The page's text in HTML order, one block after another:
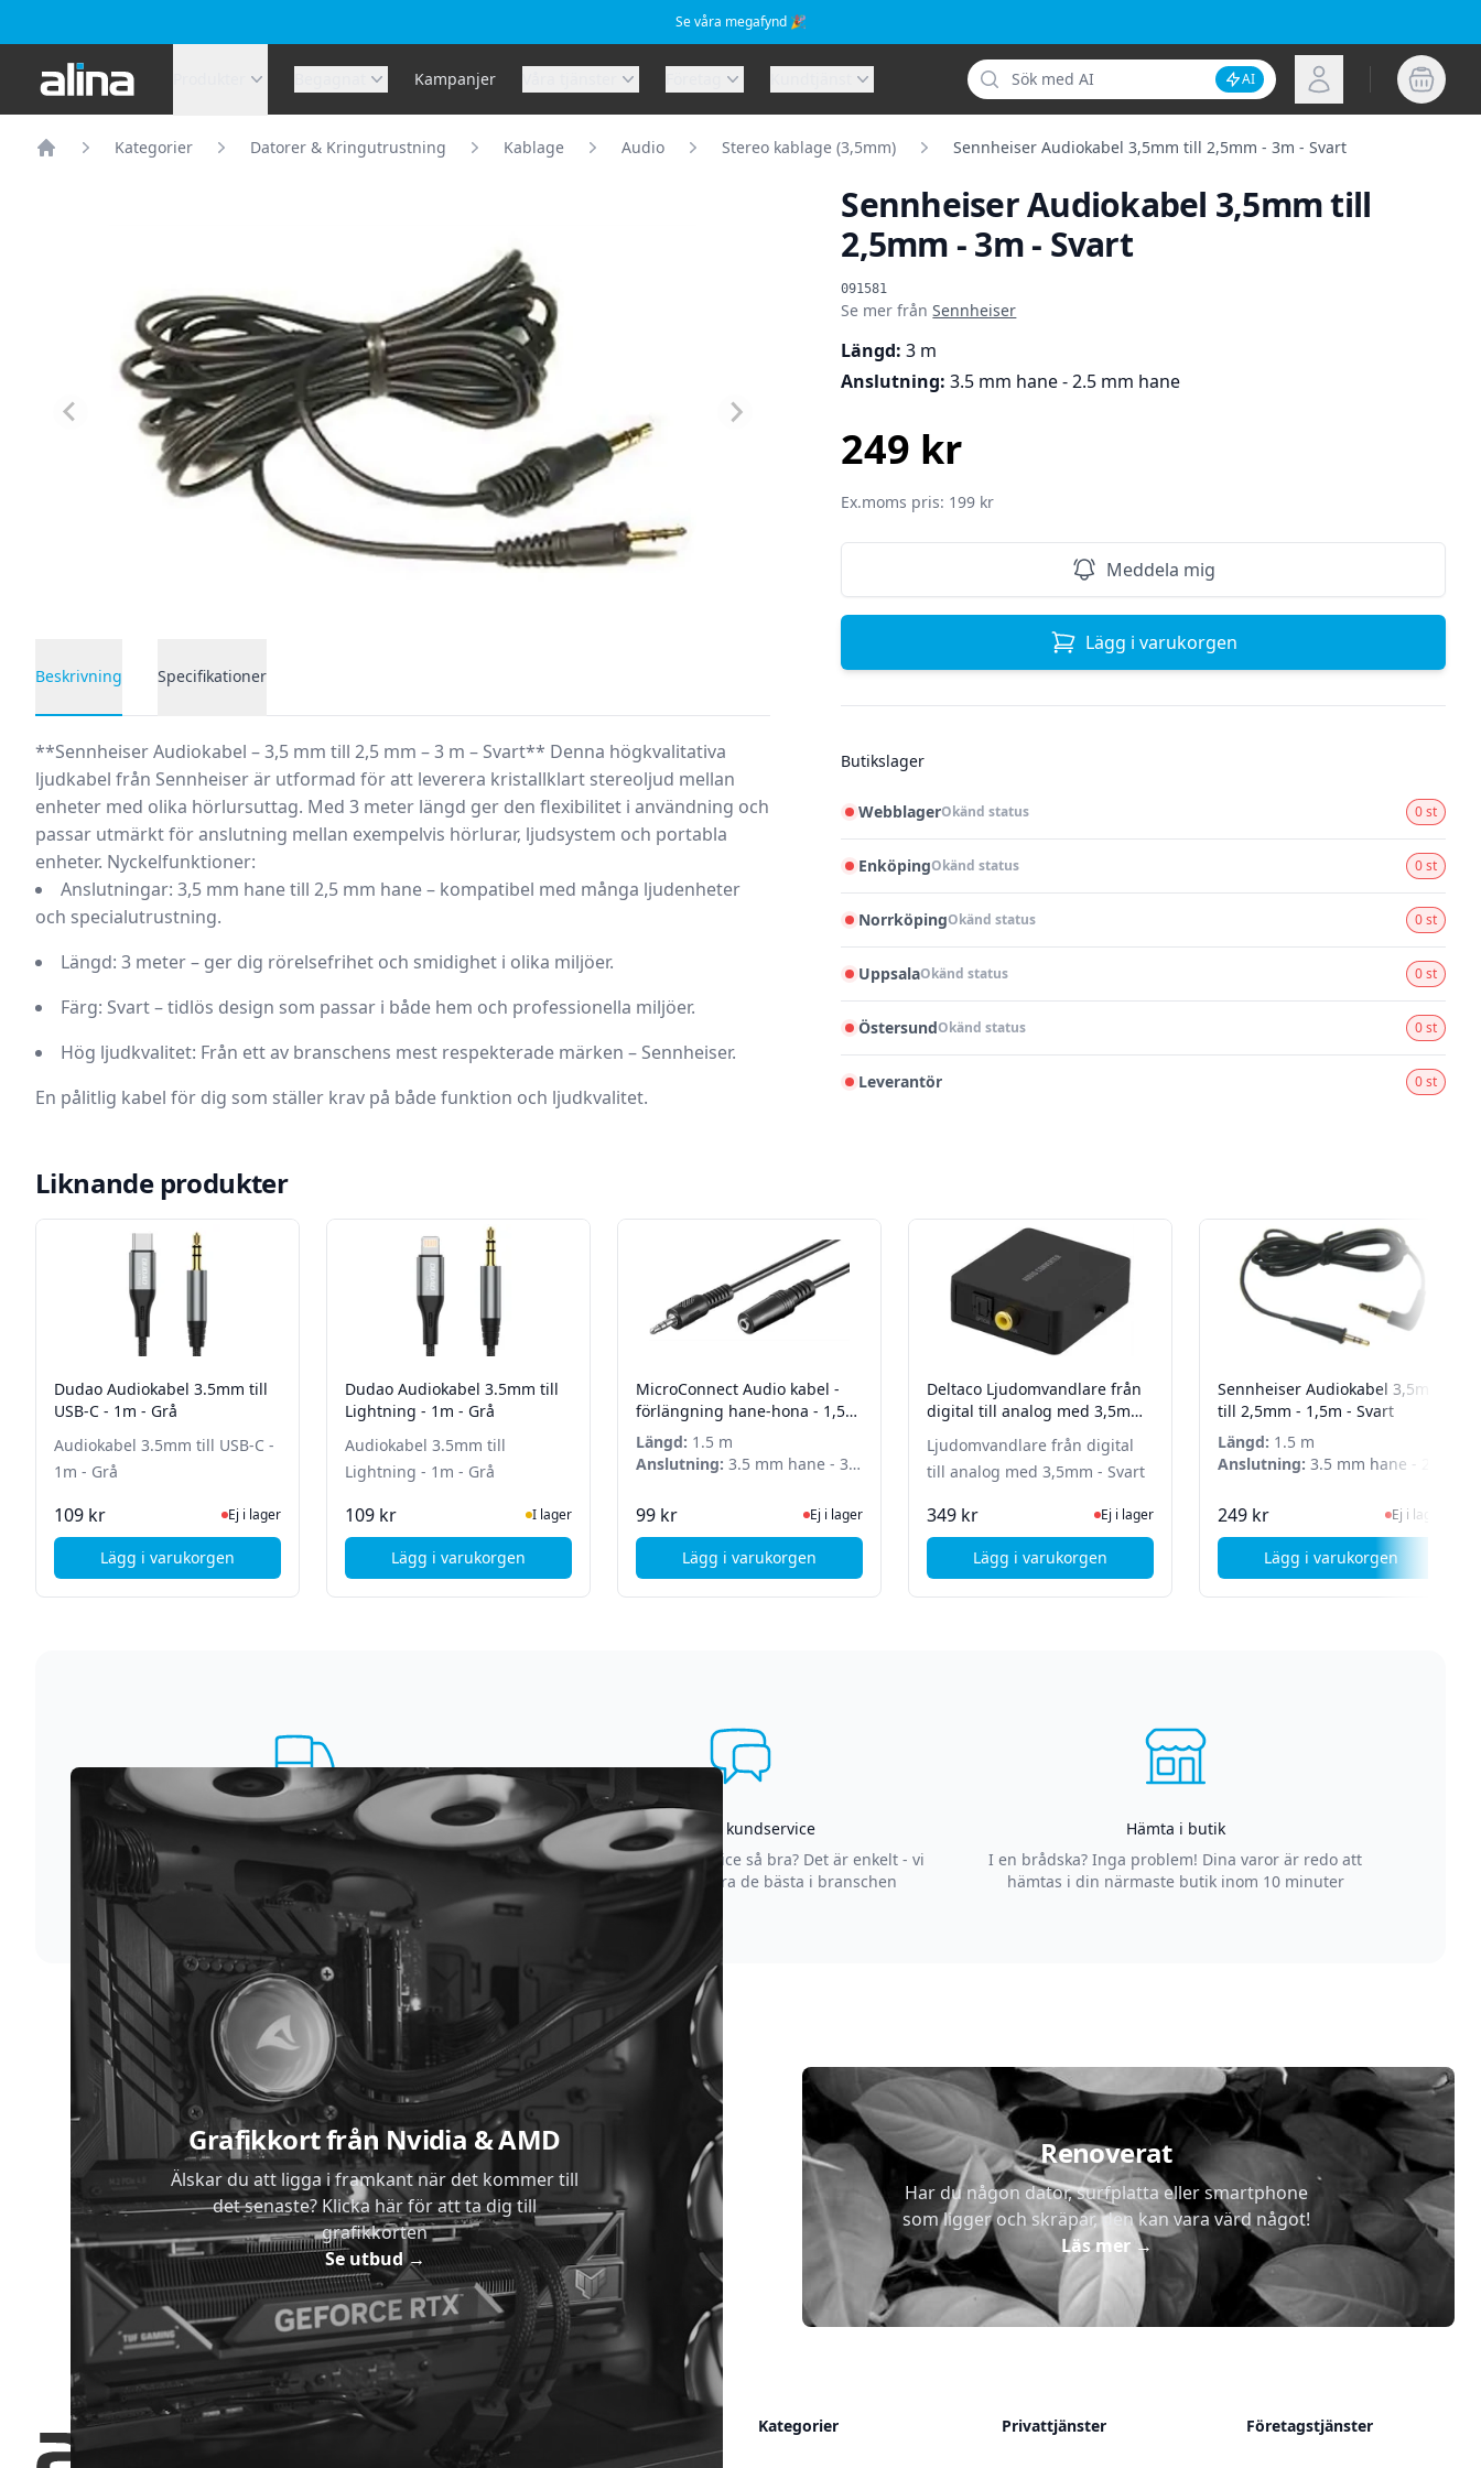
Se våra megafynd 🎉
Alina.se Kampanjer
Sök
Inaktivera AI-sökning
AI Logga in
Kategorier Datorer & Kringutrustning Kablage Audio Stereo kablage (3,5mm) Sennheiser Audiokabel 3,5mm till 2,5mm - 3m - Svart
Sennheiser Audiokabel 3,5mm till
2,5mm - 3m - Svart
091581
Produktinformation
Se mer frånSennheiser
Längd: 3 m
Anslutning: 3.5 mm hane - 2.5 mm hane
249 kr
Ex.moms pris: 199 kr
Meddela mig
Lägg i varukorgen
Butikslager
WebblagerOkänd status 0 st
EnköpingOkänd status 0 st
NorrköpingOkänd status 0 st
UppsalaOkänd status 0 st
ÖstersundOkänd status 0 st
Leverantör 0 st
Beskrivning Specifikationer
**Sennheiser Audiokabel – 3,5 mm till 2,5 mm – 3 m – Svart** Denna högkvalitativa
ljudkabel från Sennheiser är utformad för att leverera kristallklart stereoljud mellan
enheter med olika hörlursuttag. Med 3 meter längd ger den flexibilitet i användning och
passar utmärkt för anslutning mellan exempelvis hörlurar, ljudsystem och portabla
enheter. Nyckelfunktioner:
Anslutningar: 3,5 mm hane till 2,5 mm hane – kompatibel med många ljudenheter
och specialutrustning.
Längd: 3 meter – ger dig rörelsefrihet och smidighet i olika miljöer.
Färg: Svart – tidlös design som passar i både hem och professionella miljöer.
Hög ljudkvalitet: Från ett av branschens mest respekterade märken – Sennheiser.
En pålitlig kabel för dig som ställer krav på både funktion och ljudkvalitet.
Liknande produkter
Dudao Audiokabel 3.5mm till
USB-C - 1m - Grå
Audiokabel 3.5mm till USB-C -
1m - Grå
109 kr Ej i lager, besök produktsidan för senaste status
Ej i lager
Lägg i varukorgen , Dudao Audiokabel 3.5mm till USB-C - 1m - Grå
Dudao Audiokabel 3.5mm till
Lightning - 1m - Grå
Audiokabel 3.5mm till
Lightning - 1m - Grå
109 kr I lager
Lägg i varukorgen, Dudao Audiokabel 3.5mm till Lightning - 1m - Grå
MicroConnect Audio kabel -
förlängning hane-hona - 1,5m
- Svart
Längd: 1.5 m
Anslutning: 3.5 mm hane - 3.5
99 kr Ej i lager, besök produktsidan för senaste status
Ej i lager
Lägg i varukorgen, MicroConnect Audio kabel - förlängning hane-hona - 1,5m - Svart
Deltaco Ljudomvandlare från
digital till analog med 3,5mm
Ljudomvandlare från digital
till analog med 3,5mm - Svart
349 kr Ej i lager, besök produktsidan för senaste status
Ej i lager
Lägg i varukorgen, Deltaco Ljudomvandlare från digital till analog med
Sennheiser Audiokabel 3,5mm
till 2,5mm - 1,5m - Svart
Längd: 1.5 m
Anslutning: 3.5 mm hane - 2.5
249 kr Ej i lager, besök
Ej i lager
Lägg i varukorgen
, Sennheiser
Supersnabb leverans
Vi förstår att du inte vill vänta. Därför packar och
skickar vi dina varor med blixtens hastighet
Asgrym kundservice
Varför är vår kundservice så bra? Det är enkelt - vi
strävar efter att vara de bästa i branschen
Hämta i butik
I en brådska? Inga problem! Dina varor är redo att
hämtas i din närmaste butik inom 10 minuter
Grafikkort från Nvidia & AMD
Älskar du att ligga i framkant när det kommer till
det senaste? Klicka här för att ta dig till
grafikkorten
Se utbud→
Renoverat
Har du någon dator, surfplatta eller smartphone
som ligger och skräpar, den kan vara värd något!
Läs mer→
Kategorier Privattjänster Företagstjänster